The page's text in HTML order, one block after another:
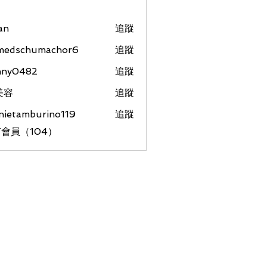
追蹤
追蹤
追蹤
容
追蹤
追蹤
員（104）